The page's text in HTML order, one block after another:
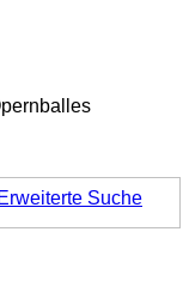
Erweiterte Suche